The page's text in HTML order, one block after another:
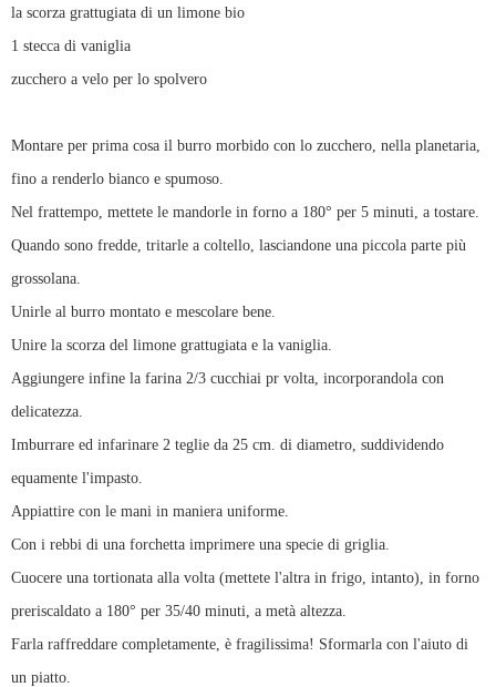
la scorza grattugiata di un limone bio
1 stecca di vaniglia
zucchero a velo per lo spolvero
Montare per prima cosa il burro morbido con lo zucchero, nella planetaria,
fino a renderlo bianco e spumoso.
Nel frattempo, mettete le mandorle in forno a 180° per 5 minuti, a tostare.
Quando sono fredde, tritarle a coltello, lasciandone una piccola parte più
grossolana.
Unirle al burro montato e mescolare bene.
Unire la scorza del limone grattugiata e la vaniglia.
Aggiungere infine la farina 2/3 cucchiai pr volta, incorporandola con
delicatezza.
Imburrare ed infarinare 2 teglie da 25 cm. di diametro, suddividendo
equamente l'impasto.
Appiattire con le mani in maniera uniforme.
Con i rebbi di una forchetta imprimere una specie di griglia.
Cuocere una tortionata alla volta (mettete l'altra in frigo, intanto), in forno
preriscaldato a 180° per 35/40 minuti, a metà altezza.
Farla raffreddare completamente, è fragilissima! Sformarla con l'aiuto di
un piatto.